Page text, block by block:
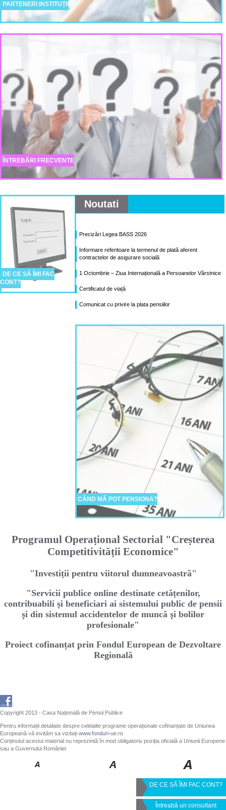
PARTENERI INSTITUȚII
ÎNTREBĂRI FRECVENTE
DE CE SĂ ÎMI FAC
CONT?
Noutati
Precizări Legea BASS 2026
Informare referitoare la termenul de plată aferent
contractelor de asigurare socială
1 Octombrie – Ziua Internațională a Persoanelor Vârstnice
Certificatul de viață
Comunicat cu privire la plata pensiilor
CÂND MĂ POT PENSIONA?
Programul Operaṭional Sectorial "Creṣterea
Competitivităṭii Economice"
"Investiṭii pentru viitorul dumneavoastră"
"Servicii publice online destinate cetăṭenilor,
contribuabili ṣi beneficiari ai sistemului public de pensii
şi din sistemul accidentelor de muncă şi bolilor
profesionale"
Proiect cofinanțat prin Fondul European de Dezvoltare
Regională
Copyright 2013 - Casa Națională de Pensii Publice
Pentru informații detaliate despre celelalte programe operaționale cofinanțate de Uniunea
Europeană vă invităm sa vizitați www.fonduri-ue.ro
Conținutul acestui material nu reprezintă în mod obligatoriu poziția oficială a Uniunii Europene
sau a Guvernului României
DE CE SĂ ÎMI FAC CONT?
Întreabă un consultant